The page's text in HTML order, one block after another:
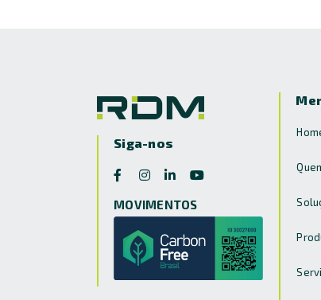
Siga-nos
MOVIMENTOS